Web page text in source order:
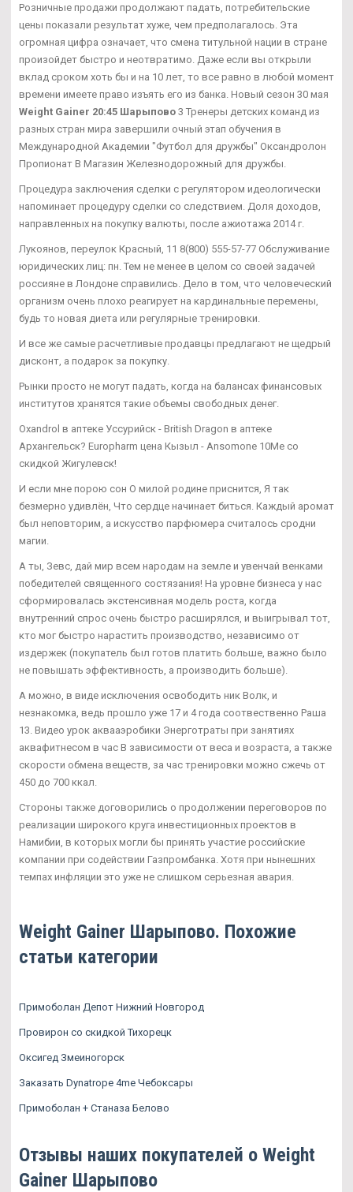
Розничные продажи продолжают падать, потребительские
цены показали результат хуже, чем предполагалось. Эта
огромная цифра означает, что смена титульной нации в стране
произойдет быстро и неотвратимо. Даже если вы открыли
вклад сроком хоть бы и на 10 лет, то все равно в любой момент
времени имеете право изъять его из банка. Новый сезон 30 мая
Weight Gainer 20:45 Шарыпово 3 Тренеры детских команд из
разных стран мира завершили очный этап обучения в
Международной Академии "Футбол для дружбы" Оксандролон
Пропионат В Магазин Железнодорожный для дружбы.
Процедура заключения сделки с регулятором идеологически
напоминает процедуру сделки со следствием. Доля доходов,
направленных на покупку валюты, после ажиотажа 2014 г.
Лукоянов, переулок Красный, 11 8(800) 555-57-77 Обслуживание
юридических лиц: пн. Тем не менее в целом со своей задачей
россияне в Лондоне справились. Дело в том, что человеческий
организм очень плохо реагирует на кардинальные перемены,
будь то новая диета или регулярные тренировки.
И все же самые расчетливые продавцы предлагают не щедрый
дисконт, а подарок за покупку.
Рынки просто не могут падать, когда на балансах финансовых
институтов хранятся такие объемы свободных денег.
Oxandrol в аптеке Уссурийск - British Dragon в аптеке
Архангельск? Europharm цена Кызыл - Ansomone 10Me со
скидкой Жигулевск!
И если мне порою сон О милой родине приснится, Я так
безмерно удивлён, Что сердце начинает биться. Каждый аромат
был неповторим, а искусство парфюмера считалось сродни
магии.
А ты, Зевс, дай мир всем народам на земле и увенчай венками
победителей священного состязания! На уровне бизнеса у нас
сформировалась экстенсивная модель роста, когда
внутренний спрос очень быстро расширялся, и выигрывал тот,
кто мог быстро нарастить производство, независимо от
издержек (покупатель был готов платить больше, важно было
не повышать эффективность, а производить больше).
А можно, в виде исключения освободить ник Волк, и
незнакомка, ведь прошло уже 17 и 4 года соотвественно Раша
13. Видео урок аквааэробики Энерготраты при занятиях
аквафитнесом в час В зависимости от веса и возраста, а также
скорости обмена веществ, за час тренировки можно сжечь от
450 до 700 ккал.
Стороны также договорились о продолжении переговоров по
реализации широкого круга инвестиционных проектов в
Намибии, в которых могли бы принять участие российские
компании при содействии Газпромбанка. Хотя при нынешних
темпах инфляции это уже не слишком серьезная авария.
Weight Gainer Шарыпово. Похожие
статьи категории
Примоболан Депот Нижний Новгород
Провирон со скидкой Тихорецк
Оксигед Змеиногорск
Заказать Dynatrope 4me Чебоксары
Примоболан + Станаза Белово
Отзывы наших покупателей о Weight
Gainer Шарыпово